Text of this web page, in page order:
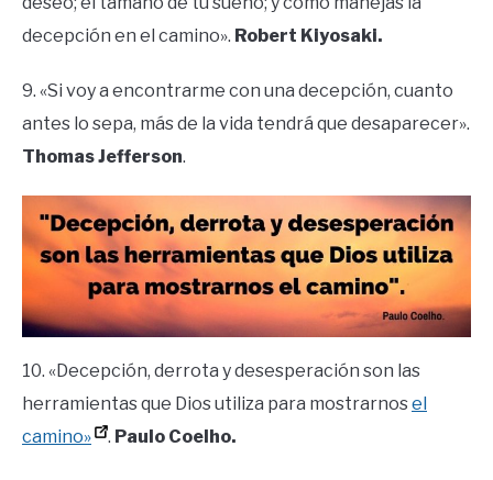
decepción en el camino». Robert Kiyosaki.
9. «Si voy a encontrarme con una decepción, cuanto
antes lo sepa, más de la vida tendrá que desaparecer».
Thomas Jefferson.
10. «Decepción, derrota y desesperación son las
herramientas que Dios utiliza para mostrarnosel
camino»
. Paulo Coelho.